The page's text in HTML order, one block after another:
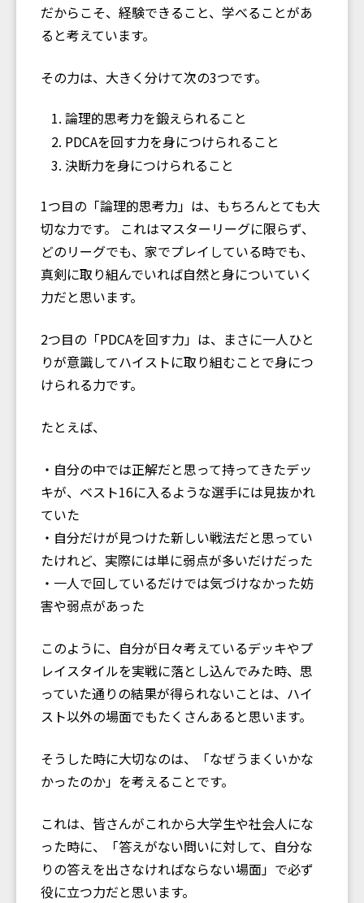
だからこそ、経験できること、学べることがあ
ると考えています。
その力は、大きく分けて次の3つです。
論理的思考力を鍛えられること
PDCAを回す力を身につけられること
決断力を身につけられること
1つ目の「論理的思考力」は、もちろんとても大
切な力です。 これはマスターリーグに限らず、
どのリーグでも、家でプレイしている時でも、
真剣に取り組んでいれば自然と身についていく
力だと思います。
2つ目の「PDCAを回す力」は、まさに一人ひと
りが意識してハイストに取り組むことで身につ
けられる力です。
たとえば、
・自分の中では正解だと思って持ってきたデッ
キが、ベスト16に入るような選手には見抜かれ
ていた
・自分だけが見つけた新しい戦法だと思ってい
たけれど、実際には単に弱点が多いだけだった
・一人で回しているだけでは気づけなかった妨
害や弱点があった
このように、自分が日々考えているデッキやプ
レイスタイルを実戦に落とし込んでみた時、思
っていた通りの結果が得られないことは、ハイ
スト以外の場面でもたくさんあると思います。
そうした時に大切なのは、「なぜうまくいかな
かったのか」を考えることです。
これは、皆さんがこれから大学生や社会人にな
った時に、「答えがない問いに対して、自分な
りの答えを出さなければならない場面」で必ず
役に立つ力だと思います。